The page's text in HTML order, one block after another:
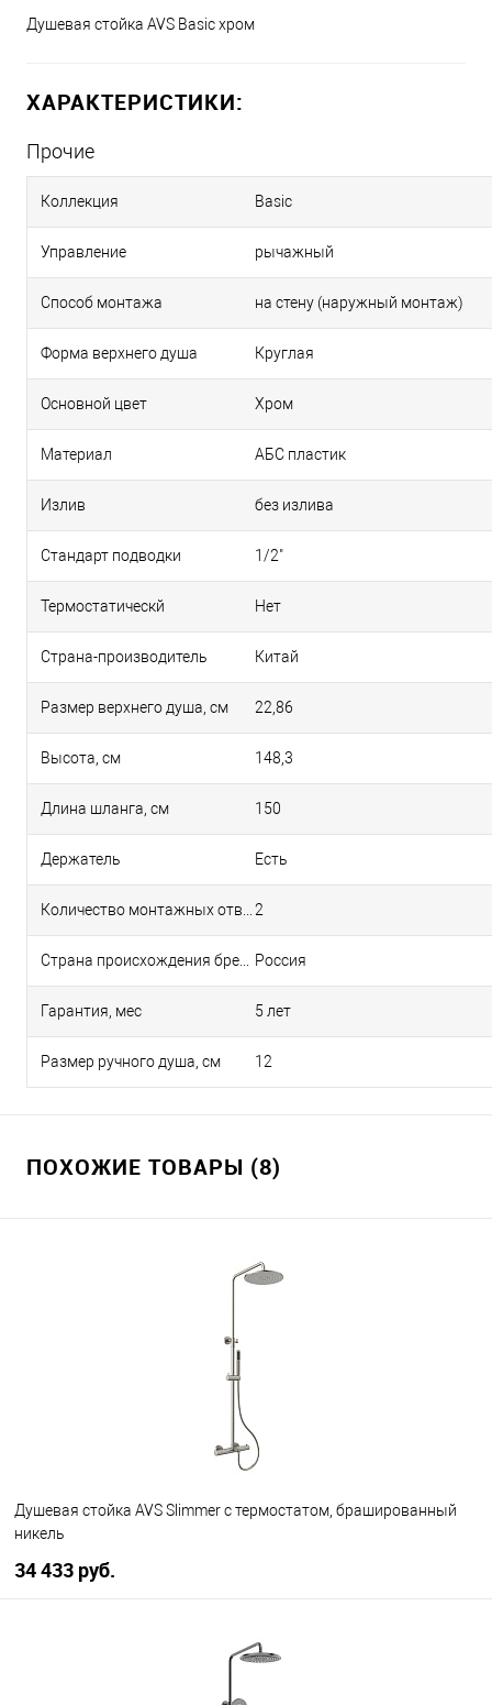
Душевая стойка AVS Basic хром
ХАРАКТЕРИСТИКИ:
Прочие
Коллекция Basic
Управление рычажный
Способ монтажа на стену (наружный монтаж)
Форма верхнего душа Круглая
Основной цвет Хром
Материал АБС пластик
Излив без излива
Стандарт подводки 1/2"
Термостатическй Нет
Страна-производитель Китай
Размер верхнего душа, см 22,86
Высота, см 148,3
Длина шланга, см 150
Держатель Есть
2
Россия
Гарантия, мес 5 лет
Размер ручного душа, см 12
ПОХОЖИЕ ТОВАРЫ (8)
Душевая стойка AVS Slimmer с термостатом, брашированный
никель
34 433 руб.